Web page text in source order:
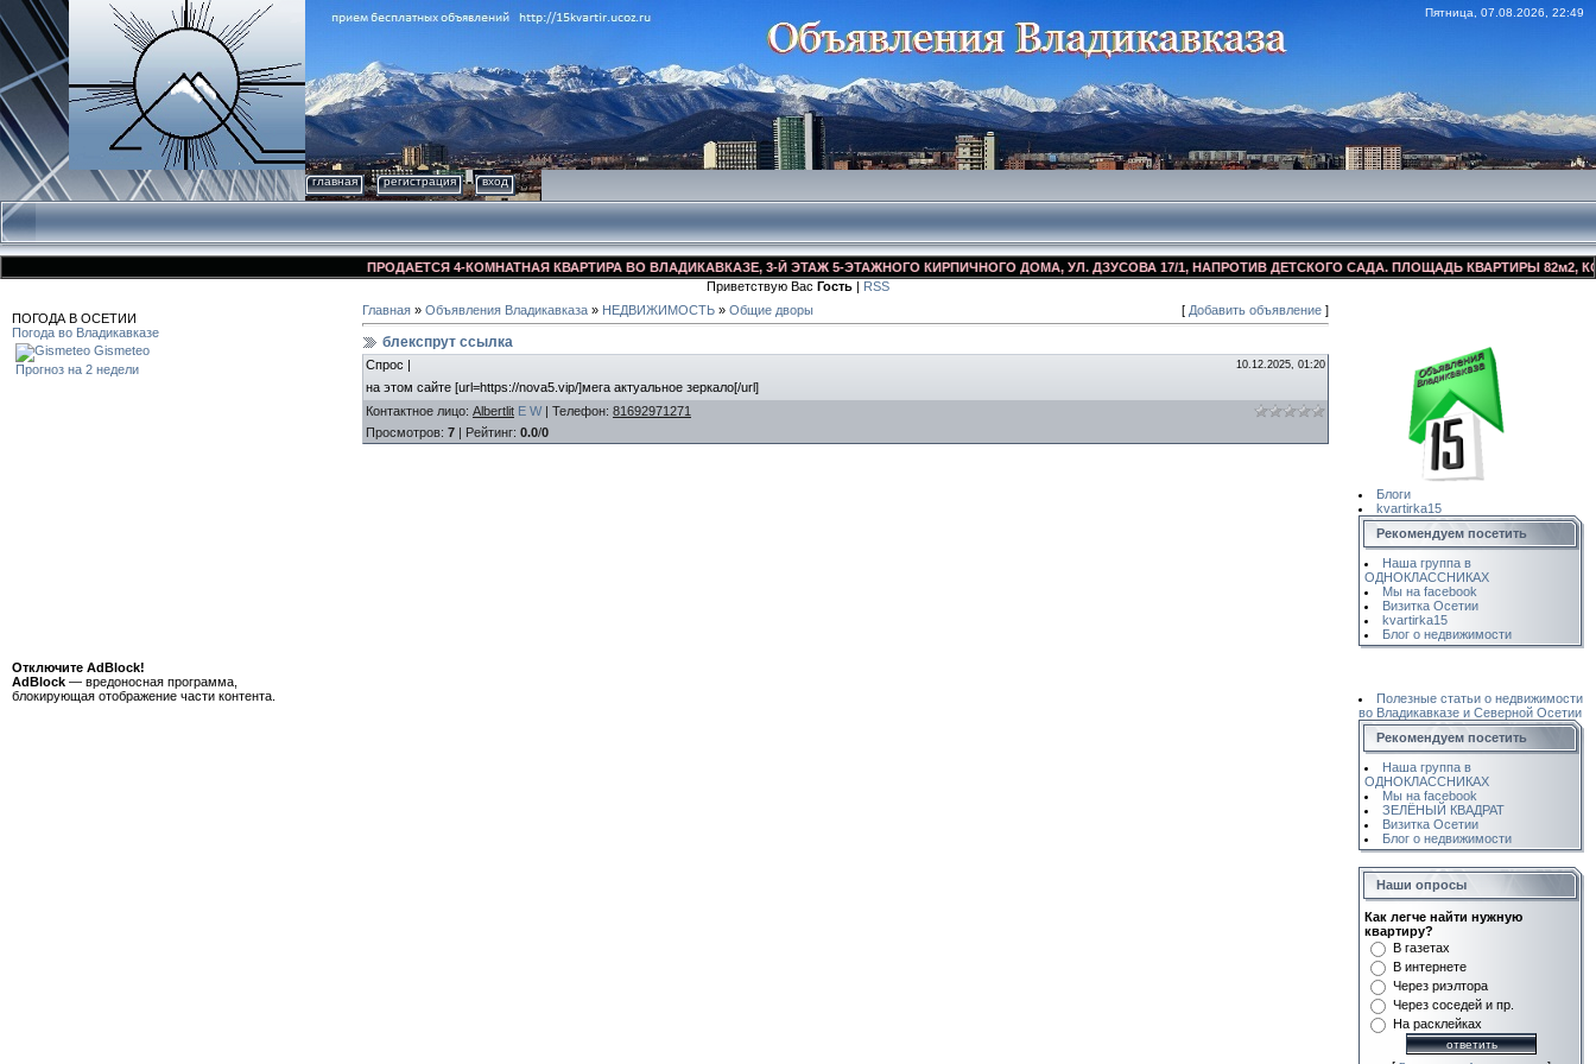
Пятница, 07.08.2026, 22:49
главная регистрация вход
ПРОДАЕТСЯ 4-КОМНАТНАЯ КВАРТИРА ВО ВЛАДИКАВКАЗЕ, 3-Й ЭТАЖ 5-ЭТАЖНОГО КИРПИЧНОГО ДОМА, УЛ. ДЗУСОВА 17/1, НАПРОТИВ ДЕТСКОГО САДА. ПЛОЩАДЬ КВАРТИРЫ 82м2,
Приветствую Вас Гость | RSS
ПОГОДА В ОСЕТИИ
Погода во Владикавказе
Gismeteo
Прогноз на 2 недели
Отключите AdBlock!
AdBlock — вредоносная программа,
блокирующая отображение части контента.
Главная » Объявления Владикавказа » НЕДВИЖИМОСТЬ » Общие дворы [ Добавить объявление ]
блекспрут ссылка
Спрос | 10.12.2025, 01:20
на этом сайте [url=https://nova5.vip/]мега актуальное зеркало[/url]
Контактное лицо: Albertlit E W | Телефон: 81692971271
Просмотров: 7 | Рейтинг: 0.0/0
Блоги
kvartirka15
Рекомендуем посетить
Наша группа в
ОДНОКЛАССНИКАХ
Мы на facebook
Визитка Осетии
kvartirka15
Блог о недвижимости
Полезные статьи о недвижимости
во Владикавказе и Северной Осетии
Рекомендуем посетить
Наша группа в
ОДНОКЛАССНИКАХ
Мы на facebook
ЗЕЛЁНЫЙ КВАДРАТ
Визитка Осетии
Блог о недвижимости
Наши опросы
Как легче найти нужную
квартиру?
В газетах
В интернете
Через риэлтора
Через соседей и пр.
На расклейках